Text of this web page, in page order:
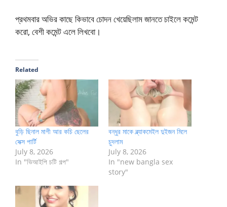
প্রথমবার অভির কাছে কিভাবে চোদন খেয়েছিলাম জানতে চাইলে কমেন্ট
করো, বেশী কমেন্ট এলে লিখবো।
Related
বুড়ি ছিনাল মাগী আর কচি ছেলের
সেক্স পার্টি
July 8, 2026
In "ভিআইপি চটি গল্প"
বন্ধুর মাকে ব্ল্যাকমেইল দুইজন মিলে
চুদলাম
July 8, 2026
In "new bangla sex
story"